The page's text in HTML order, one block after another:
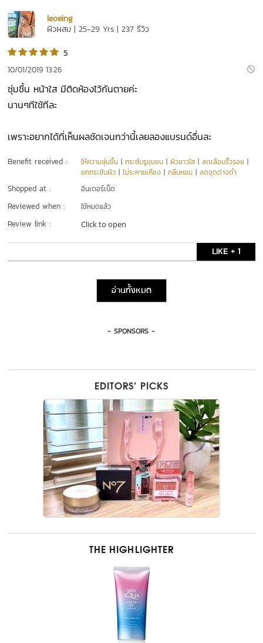
leoeing
ผิวผสม | 25-29 Yrs | 237 รีวิว
5
10/01/2019 13:26
ชุ่มชื้น หน้าใส มีติดห้องไว้กันตายค่ะ
นานๆทีใช้ทีละ
เพราะอยากได้ที่เห็นผลชัดเจนกว่านี้เลยลองแบรนด์อื่นละ
Benefit received : ให้ความชุ่มชื้น |กระชับรูขุมขน |ผิวขาวใส |ลดเลือนริ้วรอย |
ยกกระชับผิว |ไม่ระคายเคือง |กลิ่นหอม |ลดจุดด่างดำ
Shopped at : อินเตอร์เน็ต
Reviewed when : ใช้หมดแล้ว
Review link : Click to open
LIKE + 1
อ่านทั้งหมด
- SPONSORS -
EDITORS’ PICKS
THE HIGHLIGHTER